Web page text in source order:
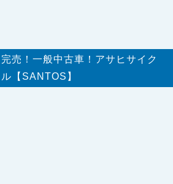
完売！一般中古車！アサヒサイク
ル【SANTOS】